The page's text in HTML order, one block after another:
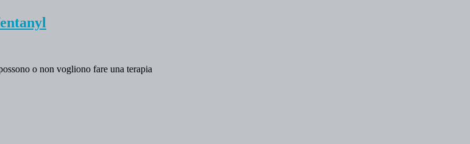
o non vogliono fare una terapia